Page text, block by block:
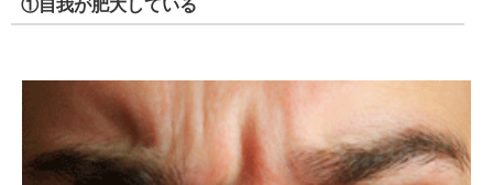
①自我が肥大している